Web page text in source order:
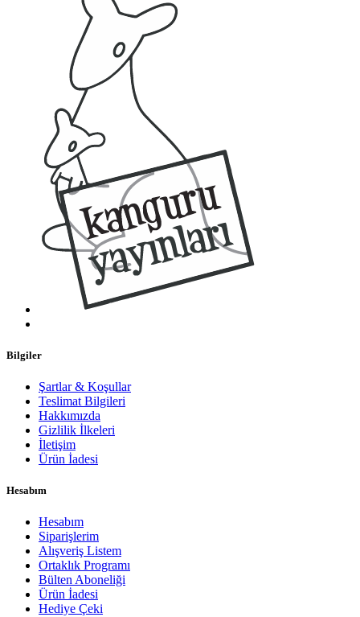
Bilgiler
Şartlar & Koşullar
Teslimat Bilgileri
Hakkımızda
Gizlilik İlkeleri
İletişim
Ürün İadesi
Hesabım
Hesabım
Siparişlerim
Alışveriş Listem
Ortaklık Programı
Bülten Aboneliği
Ürün İadesi
Hediye Çeki